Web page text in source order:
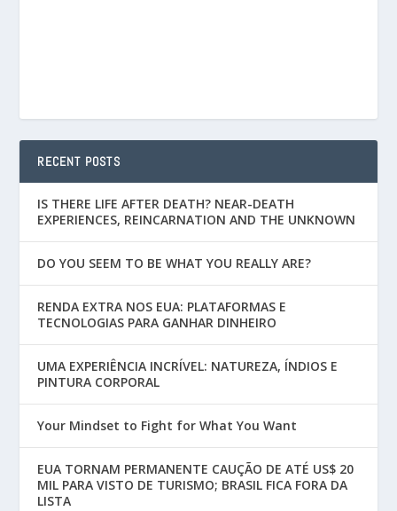
RECENT POSTS
IS THERE LIFE AFTER DEATH? NEAR-DEATH
EXPERIENCES, REINCARNATION AND THE UNKNOWN
DO YOU SEEM TO BE WHAT YOU REALLY ARE?
RENDA EXTRA NOS EUA: PLATAFORMAS E
TECNOLOGIAS PARA GANHAR DINHEIRO
UMA EXPERIÊNCIA INCRÍVEL: NATUREZA, ÍNDIOS E
PINTURA CORPORAL
Your Mindset to Fight for What You Want
EUA TORNAM PERMANENTE CAUÇÃO DE ATÉ US$ 20
MIL PARA VISTO DE TURISMO; BRASIL FICA FORA DA
LISTA